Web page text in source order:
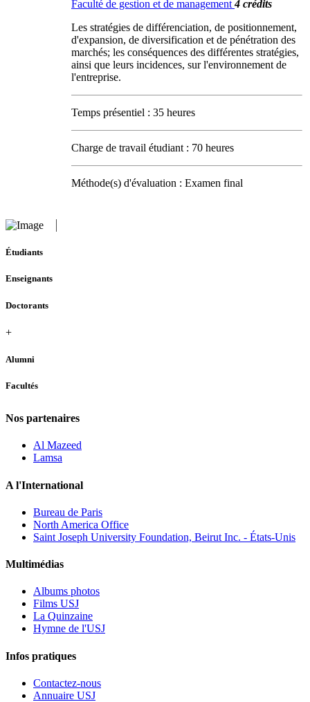
Faculté de gestion et de management4 crédits
Les stratégies de différenciation, de positionnement,
d'expansion, de diversification et de pénétration des
marchés; les conséquences des différentes stratégies,
ainsi que leurs incidences, sur l'environnement de
l'entreprise.
Temps présentiel : 35 heures
Charge de travail étudiant : 70 heures
Méthode(s) d'évaluation : Examen final
Étudiants
Enseignants
Doctorants
+
Alumni
Facultés
Nos partenaires
Al Mazeed
Lamsa
A l'International
Bureau de Paris
North America Office
Saint Joseph University Foundation, Beirut Inc. - États-Unis
Multimédias
Albums photos
Films USJ
La Quinzaine
Hymne de l'USJ
Infos pratiques
Contactez-nous
Annuaire USJ